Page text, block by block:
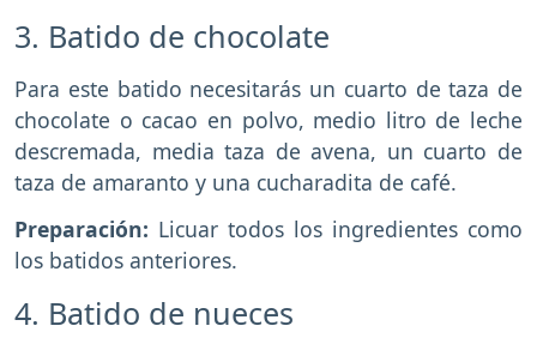
3. Batido de chocolate
Para este batido necesitarás un cuarto de taza de
chocolate o cacao en polvo, medio litro de leche
descremada, media taza de avena, un cuarto de
taza de amaranto y una cucharadita de café.
Preparación: Licuar todos los ingredientes como
los batidos anteriores.
4. Batido de nueces